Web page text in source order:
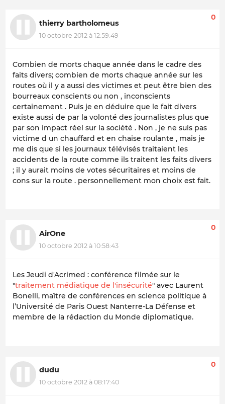
thierry bartholomeus
10 octobre 2012 à 12:59:49
0
Combien de morts chaque année dans le cadre des
faits divers; combien de morts chaque année sur les
routes où il y a aussi des victimes et peut être bien des
bourreaux conscients ou non , inconscients
certainement . Puis je en déduire que le fait divers
existe aussi de par la volonté des journalistes plus que
par son impact réel sur la société . Non , je ne suis pas
victime d un chauffard et en chaise roulante , mais je
me dis que si les journaux télévisés traitaient les
accidents de la route comme ils traitent les faits divers
; il y aurait moins de votes sécuritaires et moins de
cons sur la route . personnellement mon choix est fait.
AirOne
10 octobre 2012 à 10:58:43
0
Les Jeudi d'Acrimed : conférence filmée sur le
"traitement médiatique de l'insécurité" avec Laurent
Bonelli, maître de conférences en science politique à
l’Université de Paris Ouest Nanterre-La Défense et
membre de la rédaction du Monde diplomatique.
dudu
10 octobre 2012 à 08:17:40
0